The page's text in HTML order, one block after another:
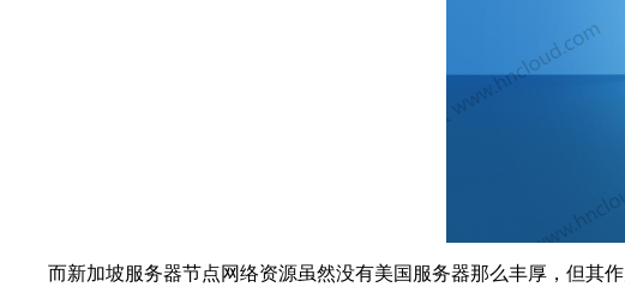
而新加坡服务器节点网络资源虽然没有美国服务器那么丰厚，但其作